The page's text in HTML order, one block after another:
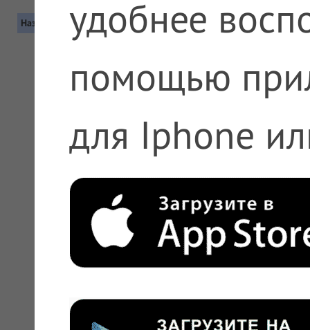
Название Контакты
удобнее
помощью
для Iphone